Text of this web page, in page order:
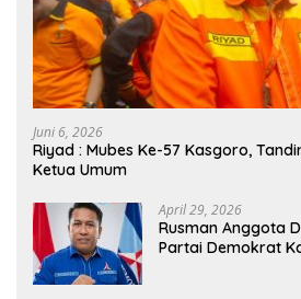
Juni 6, 2026
Riyad : Mubes Ke-57 Kasgoro,
Ketua Umum
April 29, 2026
Rusman Anggota
Partai Demokrat